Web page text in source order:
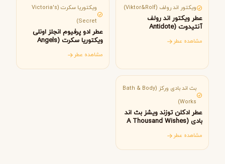
ویکتور اند رولف (Viktor&Rolf)
عطر ویکتور اند رولف
آنتیدوت (Antidote
مشاهده عطر
ویکتوریا سکرت (Victoria's
Secret)
عطر ادو پرفیوم انجلز اونلی
ویکتوریا سکرت (Angels
مشاهده عطر
بث اند بادی ورکز (Bath & Body
Works)
عطر ادکلن توزند ویشز بث اند
بادی (A Thousand Wishes
مشاهده عطر